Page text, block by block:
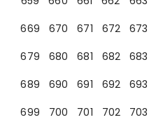
669
670 671 672 673
679
680 681 682 683
689
690 691 692 693
699
700 701 702 703